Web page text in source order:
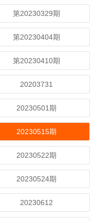
第20230329期
第20230404期
第20230410期
20203731
20230501期
20230515期
20230522期
20230524期
20230612